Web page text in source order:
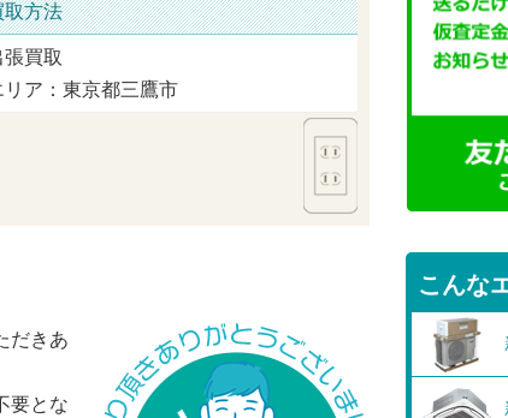
取方法
張買取
リア：東京都三鷹市
だきあ
要とな
こんな